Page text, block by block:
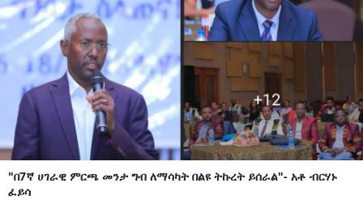
"በ7ኛ ሀገራዊ ምርጫ መንታ ግብ ለማሳካት በልዩ ትኩረት ይሰራል"- አቶ ብርሃኑ
ፈይሳ